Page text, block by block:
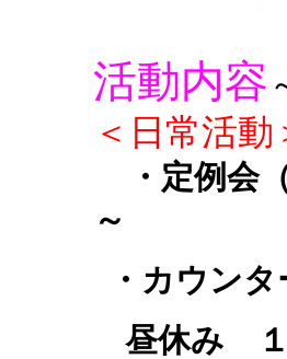
活動内容
＜日常活動
・定例
～
・カウン
昼休み １